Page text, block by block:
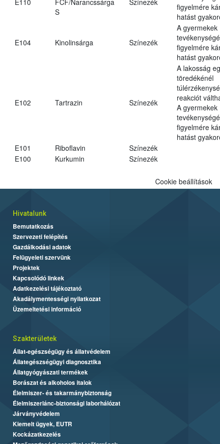
S
figyelmére
hatást
E104 Kinolinsárga Színezék
A gyermekek
figyelmére
hatást
E102 Tartrazin Színezék
A lakosság
töredékénél
reakciót
A gyermekek
figyelmére
hatást
E101
Riboflavin
Színezék
E100
Kurkumin Színezék
Cookie beállítások
Hivatalunk
Bemutatkozás
Szervezeti felépítés
Gazdálkodási adatok
Felügyeleti szervünk
Projektek
Kapcsolódó linkek
Adatkezelési tájékoztató
Akadálymentességi nyilatkozat
Üzemeltetési információ
Szakterületek
Állat-egészségügy és állatvédelem
Állategészségügyi diagnosztika
Állatgyógyászati termékek
Borászat és alkoholos italok
Élelmiszer- és takarmánybiztonság
Élelmiszerlánc-biztonsági laborhálózat
Járványvédelem
Kiemelt ügyek, EUTR
Kockázatkezelés